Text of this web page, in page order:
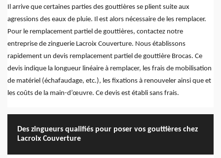
Il arrive que certaines parties des gouttières se plient suite aux
agressions des eaux de pluie. Il est alors nécessaire de les remplacer.
Pour le remplacement partiel de gouttières, contactez notre
entreprise de zinguerie Lacroix Couverture. Nous établissons
rapidement un devis remplacement partiel de gouttière Brocas. Ce
devis indique la longueur linéaire à remplacer, les frais de mobilisation
de matériel (échafaudage, etc.), les fixations à renouveler ainsi que et
les coûts de la main-d’œuvre. Ce devis est établi sans frais.
Des zingueurs qualifiés pour poser vos gouttières chez
Lacroix Couverture